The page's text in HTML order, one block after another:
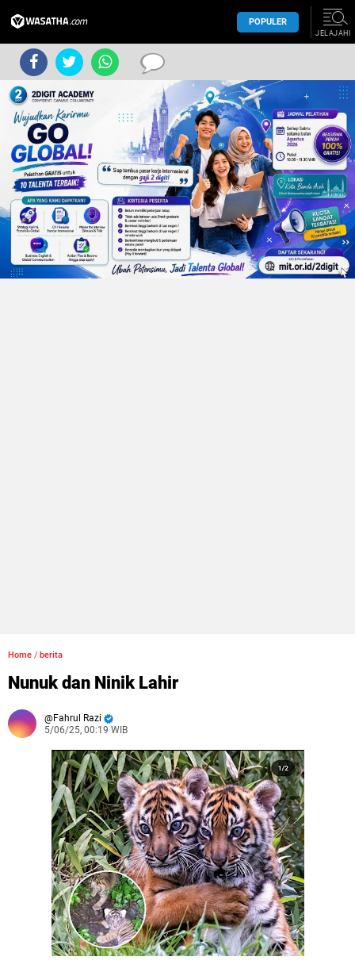
POPULER
JELAJAHI
Home / berita
Nunuk dan Ninik Lahir
Fahrul Razi
5/06/25, 00:19 WIB